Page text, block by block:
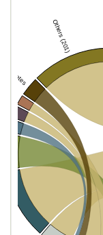
States
Others (201)